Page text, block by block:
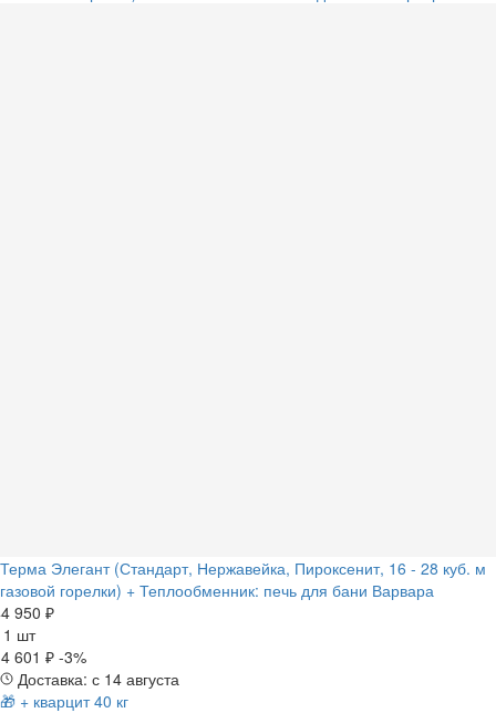
Терма Элегант (Стандарт, Нержавейка, Пироксенит, 16 - 28 куб. м
газовой горелки) + Теплообменник: печь для бани Варвара
950 ₽
1 шт
601 ₽ -3%
Доставка: с 14 августа
🎁 + кварцит 40 кг